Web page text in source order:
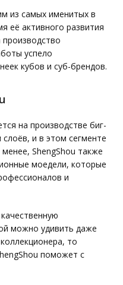
из самых именитых в
её активного развития
успело
кубов и суб-брендов.
на производстве биг-
и в этом сегменте
ShengShou также
моедели, которые
и
можно удивить даже
то
поможет с